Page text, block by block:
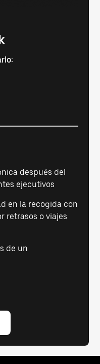
después del
ejecutivos
en la recogida con
retrasos o viajes
de un